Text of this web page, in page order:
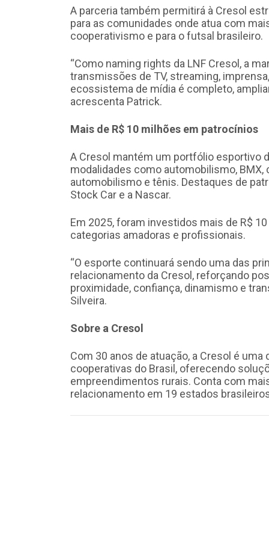
A parceria também permitirá à Cresol
para as comunidades onde atua com
cooperativismo e para o futsal brasileiro.
“Como naming rights da LNF Cresol, a
transmissões de TV, streaming,
ecossistema de mídia é completo,
acrescenta Patrick.
Mais de R$ 10 milhões em patrocínios
A Cresol mantém um portfólio esportivo
modalidades como automobilismo,
automobilismo e tênis. Destaques de
Stock Car e a Nascar.
Em 2025, foram investidos mais de R$
categorias amadoras e profissionais.
“O esporte continuará sendo uma das
relacionamento da Cresol, reforçando
proximidade, confiança, dinamismo e
Silveira.
Sobre a Cresol
Com 30 anos de atuação, a Cresol é
cooperativas do Brasil, oferecendo
empreendimentos rurais. Conta com
relacionamento em 19 estados